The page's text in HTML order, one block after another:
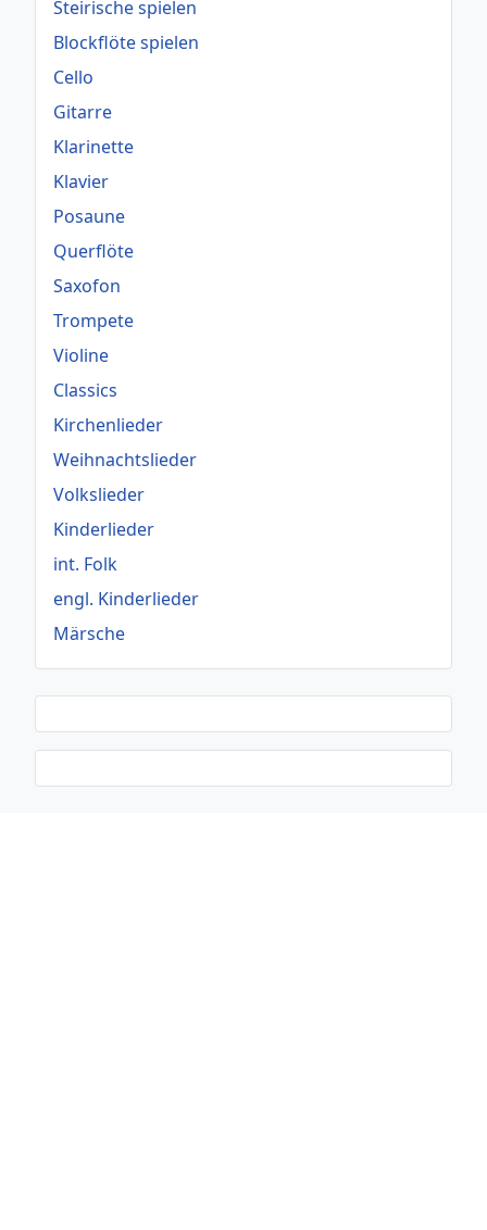
Steirische spielen
Blockflöte spielen
Cello
Gitarre
Klarinette
Klavier
Posaune
Querflöte
Saxofon
Trompete
Violine
Classics
Kirchenlieder
Weihnachtslieder
Volkslieder
Kinderlieder
int. Folk
engl. Kinderlieder
Märsche